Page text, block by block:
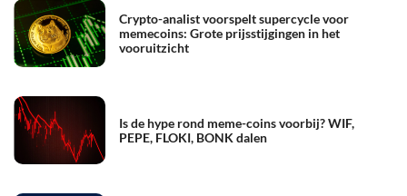
Crypto-analist voorspelt supercycle voor
memecoins: Grote prijsstijgingen in het
vooruitzicht
Is de hype rond meme-coins voorbij? WIF,
PEPE, FLOKI, BONK dalen